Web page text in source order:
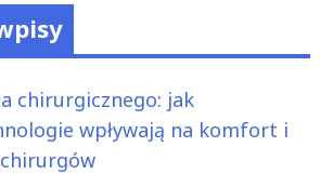
chirurgicznego: jak
wpływają na komfort i